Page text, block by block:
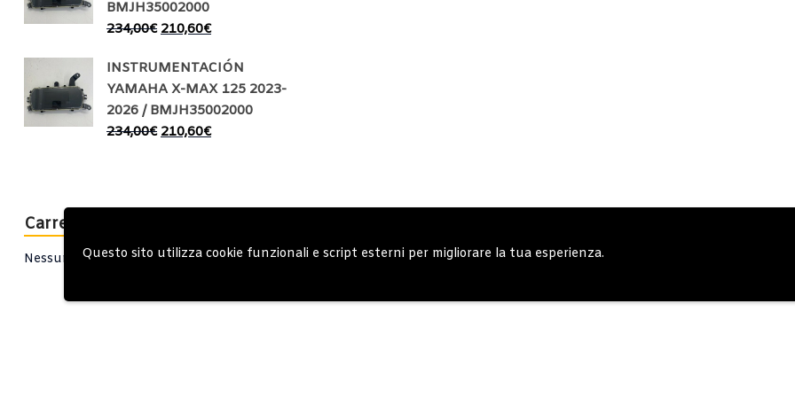
Questo sito utilizza cookie funzionali e script esterni per migliorare la tua esperienza.
BMJH35002000
234,00€ 210,60€
INSTRUMENTACIÓN
YAMAHA X-MAX 125 2023-
2026 / BMJH35002000
234,00€ 210,60€
Carrello
Nessun prodotto nel carrello.